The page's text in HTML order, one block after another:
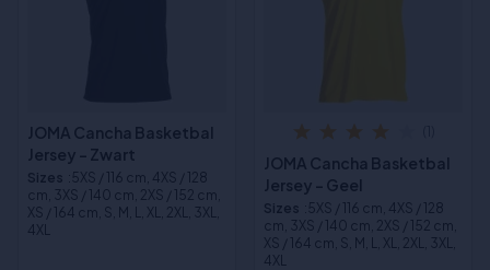
JOMA Cancha Basketbal
Jersey - Zwart
Sizes :5XS / 116 cm, 4XS / 128
cm, 3XS / 140 cm, 2XS / 152 cm,
XS / 164 cm, S, M, L, XL, 2XL, 3XL,
4XL
JOMA Cancha Basketbal
Jersey - Geel
Sizes :5XS / 116 cm, 4XS / 128
cm, 3XS / 140 cm, 2XS / 152 cm,
XS / 164 cm, S, M, L, XL, 2XL, 3XL,
4XL